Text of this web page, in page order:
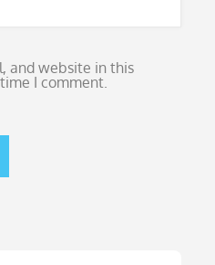
and website in this
I comment.